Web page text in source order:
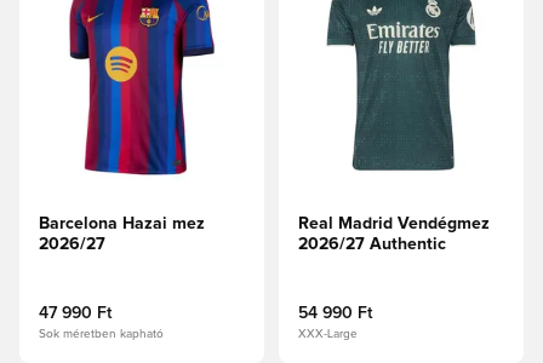
Barcelona Hazai mez
2026/27
47 990 Ft
Sok méretben kapható
Real Madrid Vendégmez
2026/27 Authentic
54 990 Ft
XXX-Large